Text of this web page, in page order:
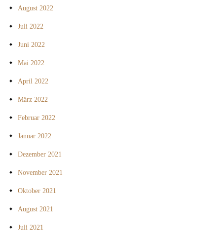
August 2022
Juli 2022
Juni 2022
Mai 2022
April 2022
März 2022
Februar 2022
Januar 2022
Dezember 2021
November 2021
Oktober 2021
August 2021
Juli 2021